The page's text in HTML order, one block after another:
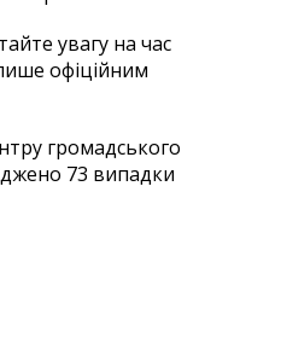
увагу на час
офіційним
громадського
73 випадки